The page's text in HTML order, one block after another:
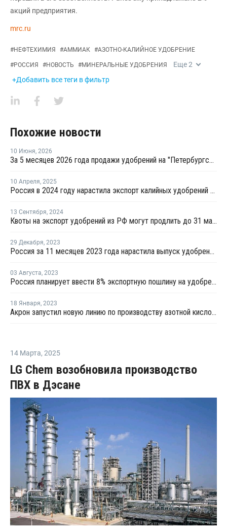
акций предприятия.
mrc.ru
#НЕФТЕХИМИЯ #АММИАК #АЗОТНО-КАЛИЙНОЕ УДОБРЕНИЕ
#РОССИЯ #НОВОСТЬ #МИНЕРАЛЬНЫЕ УДОБРЕНИЯ Еще2
+Добавить все теги в фильтр
Похожие новости
10 Июня, 2026
За 5 месяцев 2026 года продажи удобрений на "Петербургской бирже" выросли на 16,1%
10 Апреля, 2025
Россия в 2024 году нарастила экспорт калийных удобрений в ЮАР на 137%
13 Сентября, 2024
Квоты на экспорт удобрений из РФ могут продлить до 31 мая 2025 года
29 Декабря, 2023
Россия за 11 месяцев 2023 года нарастила выпуск удобрений почти на 10%
03 Августа, 2023
Россия планирует ввести 8% экспортную пошлину на удобрения
18 Января, 2023
Акрон запустил новую линию по производству азотной кислоты в Смоленске
14 Марта, 2025
LG Chem возобновила производство
ПВХ в Дэсане